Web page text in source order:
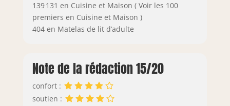
139 131 en Cuisine et Maison ( Voir les 100
premiers en Cuisine et Maison )
404 en Matelas de lit d’adulte
Note de la rédaction 15/20
confort :
soutien :